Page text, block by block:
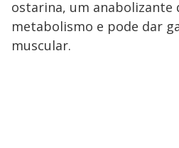
y
M
u
ostarina, um anabolizante
metabolismo e pode dar
muscular.